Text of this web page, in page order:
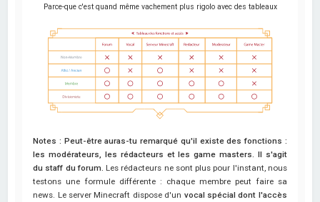
Parce-que c'est quand même vachement plus rigolo avec des tableaux
Notes : Peut-être auras-tu remarqué qu'il existe des fonctions :
les modérateurs, les rédacteurs et les game masters. Il s'agit
du staff du forum. Les rédacteurs ne sont plus pour l'instant, nous
testons une formule différente : chaque membre peut faire sa
news. Le server Minecraft dispose d'un vocal spécial dont l'accès